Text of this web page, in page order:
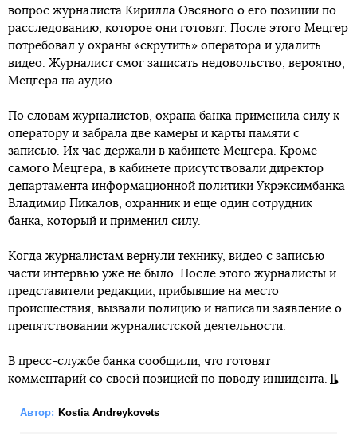
вопрос журналиста Кирилла Овсяного о его позиции по
расследованию, которое они готовят. После этого Мецгер
потребовал у охраны «скрутить» оператора и удалить
видео. Журналист смог записать недовольство, вероятно,
Мецгера на аудио.
По словам журналистов, охрана банка применила силу к
оператору и забрала две камеры и карты памяти с
записью. Их час держали в кабинете Мецгера. Кроме
самого Мецгера, в кабинете присутствовали директор
департамента информационной политики Укрэксимбанка
Владимир Пикалов, охранник и еще один сотрудник
банка, который и применил силу.
Когда журналистам вернули технику, видео с записью
части интервью уже не было. После этого журналисты и
представители редакции, прибывшие на место
происшествия, вызвали полицию и написали заявление о
препятствовании журналистской деятельности.
В пресс-службе банка сообщили, что готовят
комментарий со своей позицией по поводу инцидента.
Автор: Kostia Andreykovets